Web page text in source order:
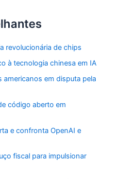
revolucionária de chips
à tecnologia chinesa em IA
americanos em disputa pela
código aberto em
e confronta OpenAI e
fiscal para impulsionar